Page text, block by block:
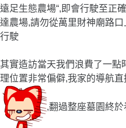
遠足生態農場“,即會行駛至正
達農場,請勿從萬里財神廟路
行駛
其實造訪當天我們浪費了一點
理位置非常偏僻,我家的導航
,翻過整座墓園終